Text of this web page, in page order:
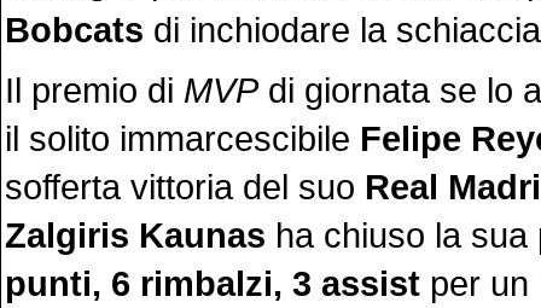
Bobcats di inchiodare la
Il premio di MVPdi giornata se lo
il solito immarcescibile Felipe
sofferta vittoria del suo Real
Zalgiris Kaunas ha chiuso la
punti, 6 rimbalzi, 3 assist per un